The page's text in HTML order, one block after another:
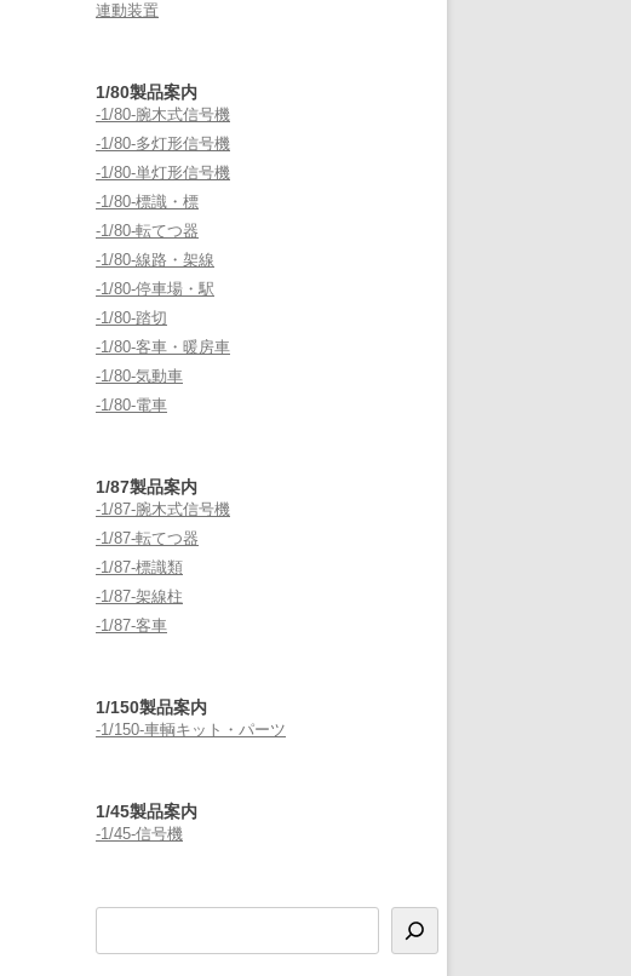
連動装置
1/80製品案内
-1/80-腕木式信号機
-1/80-多灯形信号機
-1/80-単灯形信号機
-1/80-標識・標
-1/80-転てつ器
-1/80-線路・架線
-1/80-停車場・駅
-1/80-踏切
-1/80-客車・暖房車
-1/80-気動車
-1/80-電車
1/87製品案内
-1/87-腕木式信号機
-1/87-転てつ器
-1/87-標識類
-1/87-架線柱
-1/87-客車
1/150製品案内
-1/150-車輌キット・パーツ
1/45製品案内
-1/45-信号機